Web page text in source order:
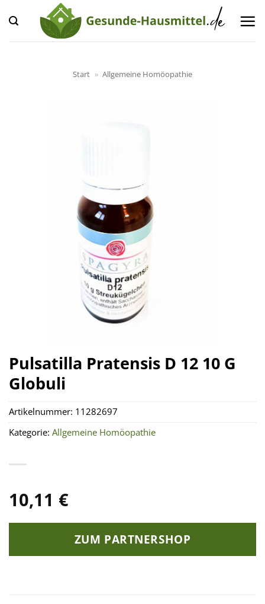
Inhalt
springen
Start » Allgemeine Homöopathie
Pulsatilla Pratensis D 12 10 G
Globuli
10,11 €
ZUM PARTNERSHOP
Artikelnummer: 11282697
Kategorie: Allgemeine Homöopathie